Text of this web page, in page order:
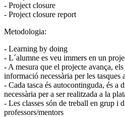
- Project closure
- Project closure report
Metodologia:
- Learning by doing
- L´alumne es veu immers en un
- A mesura que el projecte avança,
informació necessària per les tasques
- Cada tasca és autocontinguda, és a
necessària per a ser realitzada a la
- Les classes són de treball en grup i
professors/mentors